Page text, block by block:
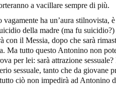
a vacillare sempre di più.
ha un’aura stilnovista,
della madre (ma fu
con il Messia, dopo che sarà
Ma tutto questo Antonino non
per lei: sarà attrazione
sessuale, tanto che da giovane
ciò non impedirà ad Antonino